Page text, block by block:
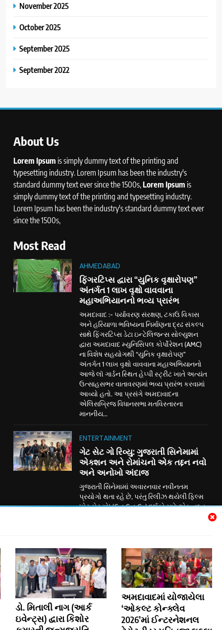
ડો. મિતાલી નાગ (આર્ક
ઇવેન્ટ્સ) દ્વારા કિશોર
અમદાવાદમાં યોજાયેલા
‘ઓકલ્ટ કોન્ક્લેવ
2026’માં ઈન્ટરનેશનલ
November 2025
October 2025
September 2025
September 2022
About Us
Lorem Ipsum is simply dummy text of the printing and
typesetting industry. Lorem Ipsum has been the industry's
standard dummy text ever since the 1500s,Lorem Ipsum is
simply dummy text of the printing and typesetting industry.
Lorem Ipsum has been the industry's standard dummy text ever
since the 1500s,
Most Read
AHMEDABAD
ફિંગરટિપ્સ દ્વારા “યુનિક વૃક્ષારોપણ”
અંતર્ગત 1 લાખ વૃક્ષો વાવવાના
મહાઅભિયાનનો ભવ્ય પ્રારંભ
અમદાવાદ :- પર્યાવરણ સંરક્ષણ, ટકાઉ વિકાસ
અને હરિયાળા ભવિષ્યના નિર્માણના દ્રઢ સંકલ્પ
સાથે ફિંગરટિપ્સ ડેટા ઇન્ટેલિજન્સ સોલ્યુશન
દ્વારા અમદાવાદ મ્યુનિસિપલ કોર્પોરેશન (AMC)
ના વિશેષ સહયોગથી “યુનિક વૃક્ષારોપણ”
અંતર્ગત 1 લાખ વૃક્ષો વાવવાના મહાઅભિયાનનો
આજે લૉ ગાર્ડન સ્થિત હેપ્પી સ્ટ્રીટ ખાતે અત્યંત
ઉત્સાહસભર વાતાવરણમાં ભવ્ય પ્રારંભ કરવામાં
આવ્યો હતો. આ પ્રસંગે અમદાવાદના
એલિસબ્રિજ વિધાનસભા મતવિસ્તારના
માનનીય...
ENTERTAINMENT
ગેટ સેટ ગો રિવ્યુ: ગુજરાતી સિનેમામાં
એક્શન અને રોમાંચનો એક તદ્દન નવો
અને અનોખો અંદાજ
ગુજરાતી સિનેમામાં અવારનવાર નવીનતમ
પ્રયોગો થતા રહે છે, પરંતુ રિલીઝ થયેલી ફિલ્મ
‘ગેટ સેટ ગો’ (Get Set Go) દર્શકો માટે એક તદ્દન
ગુજરાતી સિનેમામાં અત્યાર સુધી બહુ ઓછી
જોવા મળેલી...
Subscribe Us